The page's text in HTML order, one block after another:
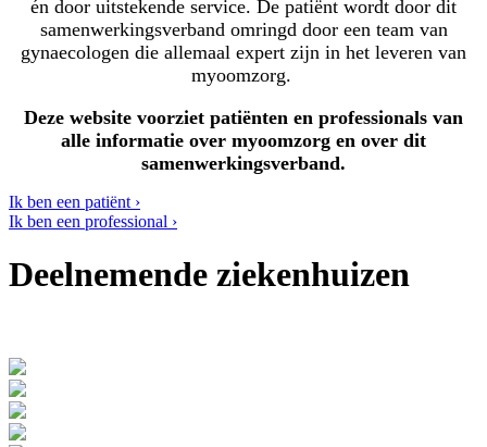
én door uitstekende service. De patiënt wordt door dit
samenwerkingsverband omringd door een team van
gynaecologen die allemaal expert zijn in het leveren van
myoomzorg.
Deze website voorziet patiënten en professionals van
alle informatie over myoomzorg en over dit
samenwerkingsverband.
Ik ben een patiënt ›
Ik ben een professional ›
Deelnemende ziekenhuizen